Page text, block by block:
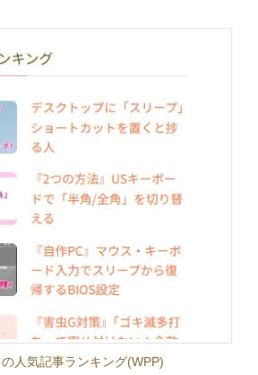
人気記事ランキング(WPP)